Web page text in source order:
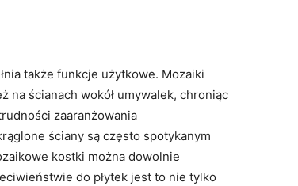
także funkcje użytkowe. Mozaiki
na ścianach wokół umywalek, chroniąc
zaaranżowania
ściany są często spotykanym
kostki można dowolnie
do płytek jest to nie tylko